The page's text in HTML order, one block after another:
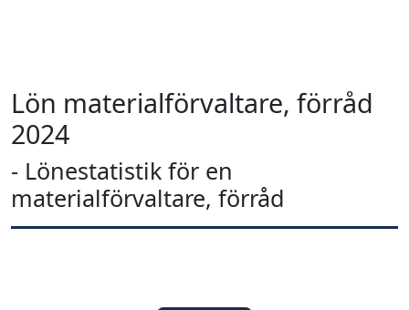
Lön materialförvaltare, förråd
2024
- Lönestatistik för en
materialförvaltare, förråd